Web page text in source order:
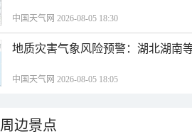
中国天气网 2026-08-05 18:30
地质灾害气象风险预警：湖北湖南
中国天气网 2026-08-05 18:05
周边景点